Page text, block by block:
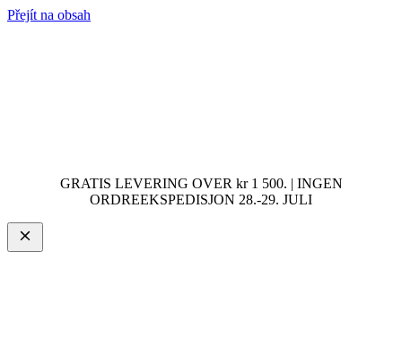
Přejít na obsah
GRATIS LEVERING OVER kr 1 500. | INGEN
ORDREEKSPEDISJON 28.-29. JULI